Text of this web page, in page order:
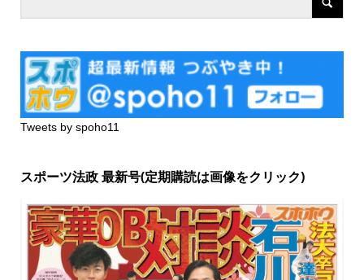
Tweets by spoho11
スポーツ法政 最新号(定期購読は画像をクリック)